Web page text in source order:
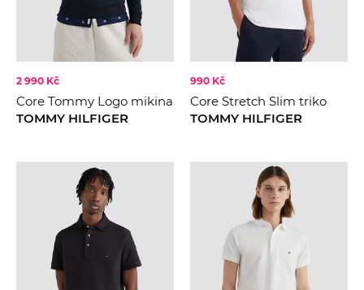
2 990 Kč
Core Tommy Logo mikina
TOMMY HILFIGER
990 Kč
Core Stretch Slim triko
TOMMY HILFIGER